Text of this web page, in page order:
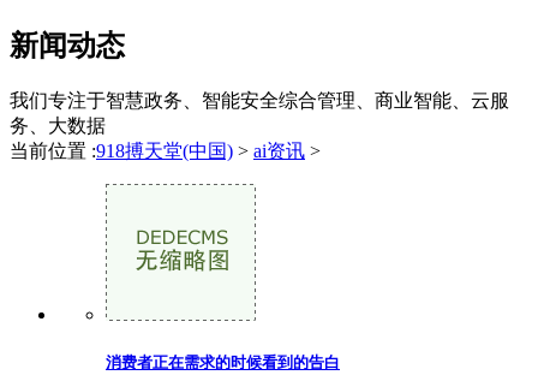
新闻动态
我们专注于智慧政务、智能安全综合管理、商业智能、云服
务、大数据
当前位置 :918搏天堂(中国) > ai资讯 >
消费者正在需求的时候看到的告白